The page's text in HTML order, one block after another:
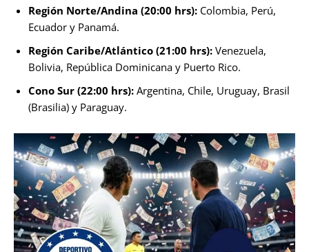
Región Norte/Andina (20:00 hrs): Colombia, Perú,
Ecuador y Panamá.
Región Caribe/Atlántico (21:00 hrs): Venezuela,
Bolivia, República Dominicana y Puerto Rico.
Cono Sur (22:00 hrs): Argentina, Chile, Uruguay, Brasil
(Brasilia) y Paraguay.